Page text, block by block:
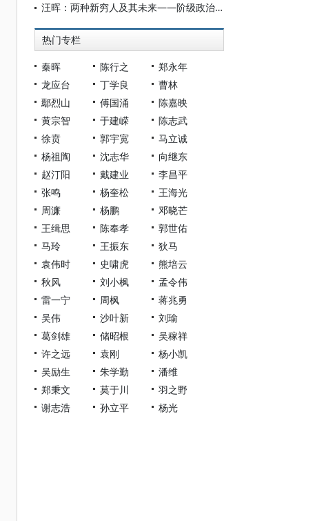
汪晖：两种新穷人及其未来——阶级政治的衰落、再形成与新穷人的尊严政治
热门专栏
秦晖 陈行之
郑永年
龙应台
丁学良
曹林
鄢烈山
傅国涌
陈嘉映
黄宗智
于建嵘
陈志武
徐贲
郭宇宽
马立诚
杨祖陶
沈志华
向继东
赵汀阳
戴建业
李昌平
张鸣
杨奎松
王海光
周濂
杨鹏
邓晓芒
王缉思
陈奉孝
郭世佑
马玲
王振东
狄马
袁伟时
史啸虎
熊培云
秋风
刘小枫
孟令伟
雷一宁
周枫
蒋兆勇
吴伟
沙叶新
刘瑜
葛剑雄
储昭根
吴稼祥
许之远
袁刚
杨小凯
吴励生
朱学勤
潘维
郑秉文
莫于川
羽之野
谢志浩
孙立平 杨光